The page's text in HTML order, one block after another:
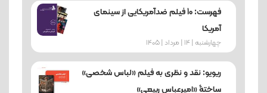
فهرست: 10 فیلم ضدآمریکایی از سینمای
آمریکا
چهارشنبه | 14 | مرداد | 1405
ریویو: نقد و نظری به فیلم «لباس شخصی»
ساختۀ «امیرعباس ربیعی»